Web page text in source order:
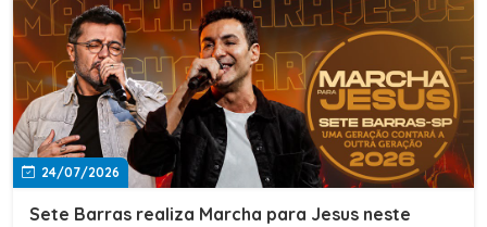
24/07/2026
Sete Barras realiza Marcha para Jesus neste